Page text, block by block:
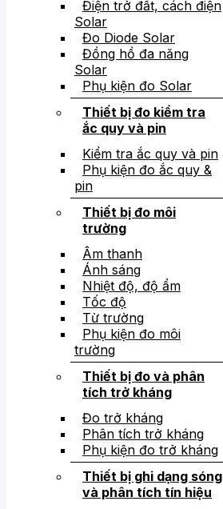
Điện trở đất, cách điện
Solar
Đo Diode Solar
Đồng hồ đa năng
Solar
Phụ kiện đo Solar
Thiết bị đo kiểm tra
ắc quy và pin
Kiểm tra ắc quy và pin
Phụ kiện đo ắc quy &
pin
Thiết bị đo môi
trường
Âm thanh
Ánh sáng
Nhiệt độ, độ ẩm
Tốc độ
Từ trường
Phụ kiện đo môi
trường
Thiết bị đo và phân
tích trở kháng
Đo trở kháng
Phân tích trở kháng
Phụ kiện đo trở kháng
Thiết bị ghi dạng sóng
và phân tích tín hiệu